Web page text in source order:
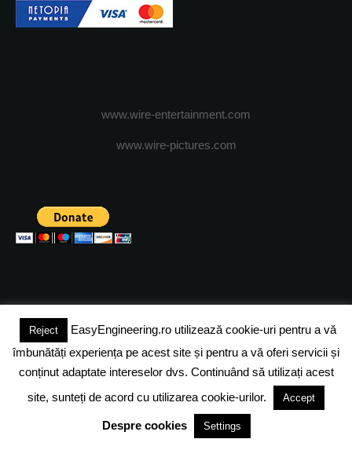
www.wire-entertainment.com
www.wire-pictures.com
(c) 2024 - FineEngineeringMagazine. All rights reserved.
DESPRE NOI ADVERTISING JOBS DESPRE COOKIES
POLITICA DE CONFIDENTIALITATE TERMENI SI CONDITII
Reject
EasyEngineering.ro utilizează cookie-uri pentru a vă
îmbunătăți experiența pe acest site și pentru a vă oferi servicii și
conținut adaptate intereselor dvs. Continuând să utilizați acest
site, sunteți de acord cu utilizarea cookie-urilor.
Accept
Despre cookies Settings